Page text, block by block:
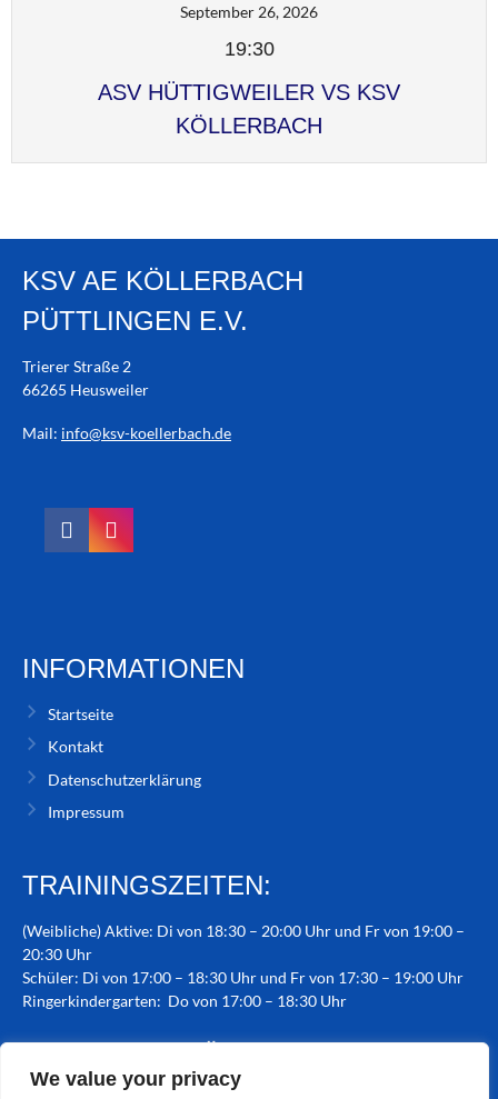
We value your privacy
September 26, 2026
19:30
ASV HÜTTIGWEILER VS KSV
KÖLLERBACH
KSV AE KÖLLERBACH
PÜTTLINGEN E.V.
Trierer Straße 2
66265 Heusweiler
Mail: info@ksv-koellerbach.de
INFORMATIONEN
Startseite
Kontakt
Datenschutzerklärung
Impressum
TRAININGSZEITEN:
(Weibliche) Aktive: Di von 18:30 – 20:00 Uhr und Fr von 19:00 –
20:30 Uhr
Schüler: Di von 17:00 – 18:30 Uhr und Fr von 17:30 – 19:00 Uhr
Ringerkindergarten: Do von 17:00 – 18:30 Uhr